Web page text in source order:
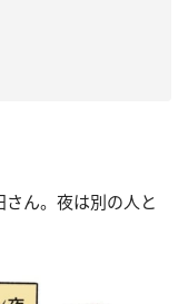
ん。夜は別の人と